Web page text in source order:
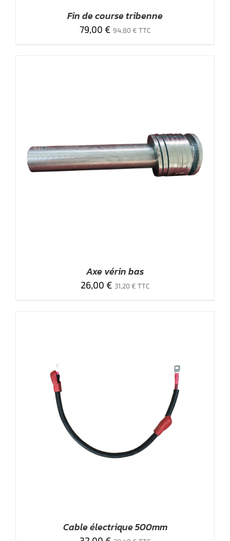
Fin de course tribenne
79,00 € 94,80€ TTC
Axe vérin bas
26,00 € 31,20€ TTC
Cable électrique 500mm